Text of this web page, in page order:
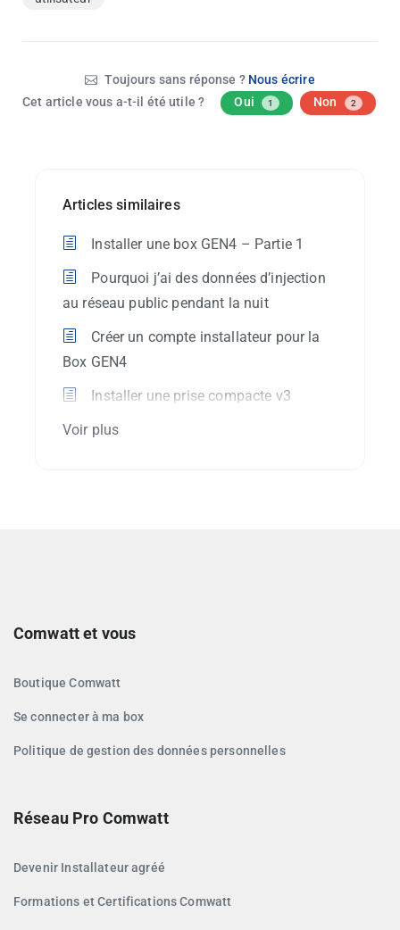
Toujours sans réponse ? Nous écrire
Cet article vous a-t-il été utile ?
Oui 1 Non 2
Articles similaires
Installer une box GEN4 – Partie 1
Pourquoi j’ai des données d’injection
au réseau public pendant la nuit
Créer un compte installateur pour la
Box GEN4
Installer une prise compacte v3
Voir plus
Comwatt et vous
Boutique Comwatt
Se connecter à ma box
Politique de gestion des données personnelles
Réseau Pro Comwatt
Devenir Installateur agréé
Formations et Certifications Comwatt